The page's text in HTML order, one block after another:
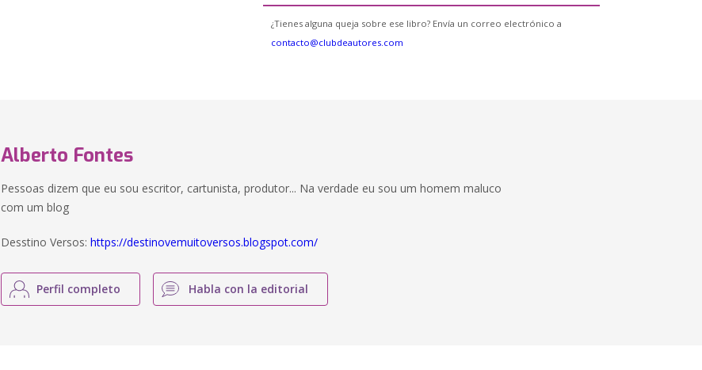
¿Tienes alguna queja sobre ese libro? Envía un correo electrónico a
contacto@clubdeautores.com
Alberto Fontes
Pessoas dizem que eu sou escritor, cartunista, produtor... Na verdade eu sou um homem maluco
com um blog
Desstino Versos:https://destinovemuitoversos.blogspot.com/
Perfil completo Habla con la editorial